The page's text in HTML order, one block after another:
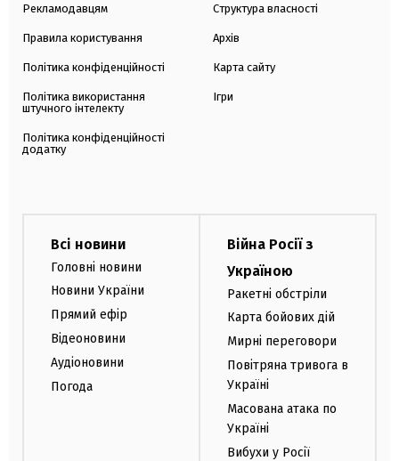
Рекламодавцям
Правила користування
Політика конфіденційності
Політика використання
штучного інтелекту
Політика конфіденційності
додатку
Структура власності
Архів
Карта сайту
Ігри
Всі новини
Головні новини
Новини України
Прямий ефір
Відеоновини
Аудіоновини
Погода
Війна Росії з
Україною
Ракетні обстріли
Карта бойових дій
Мирні переговори
Повітряна тривога в
Україні
Масована атака по
Україні
Вибухи у Росії